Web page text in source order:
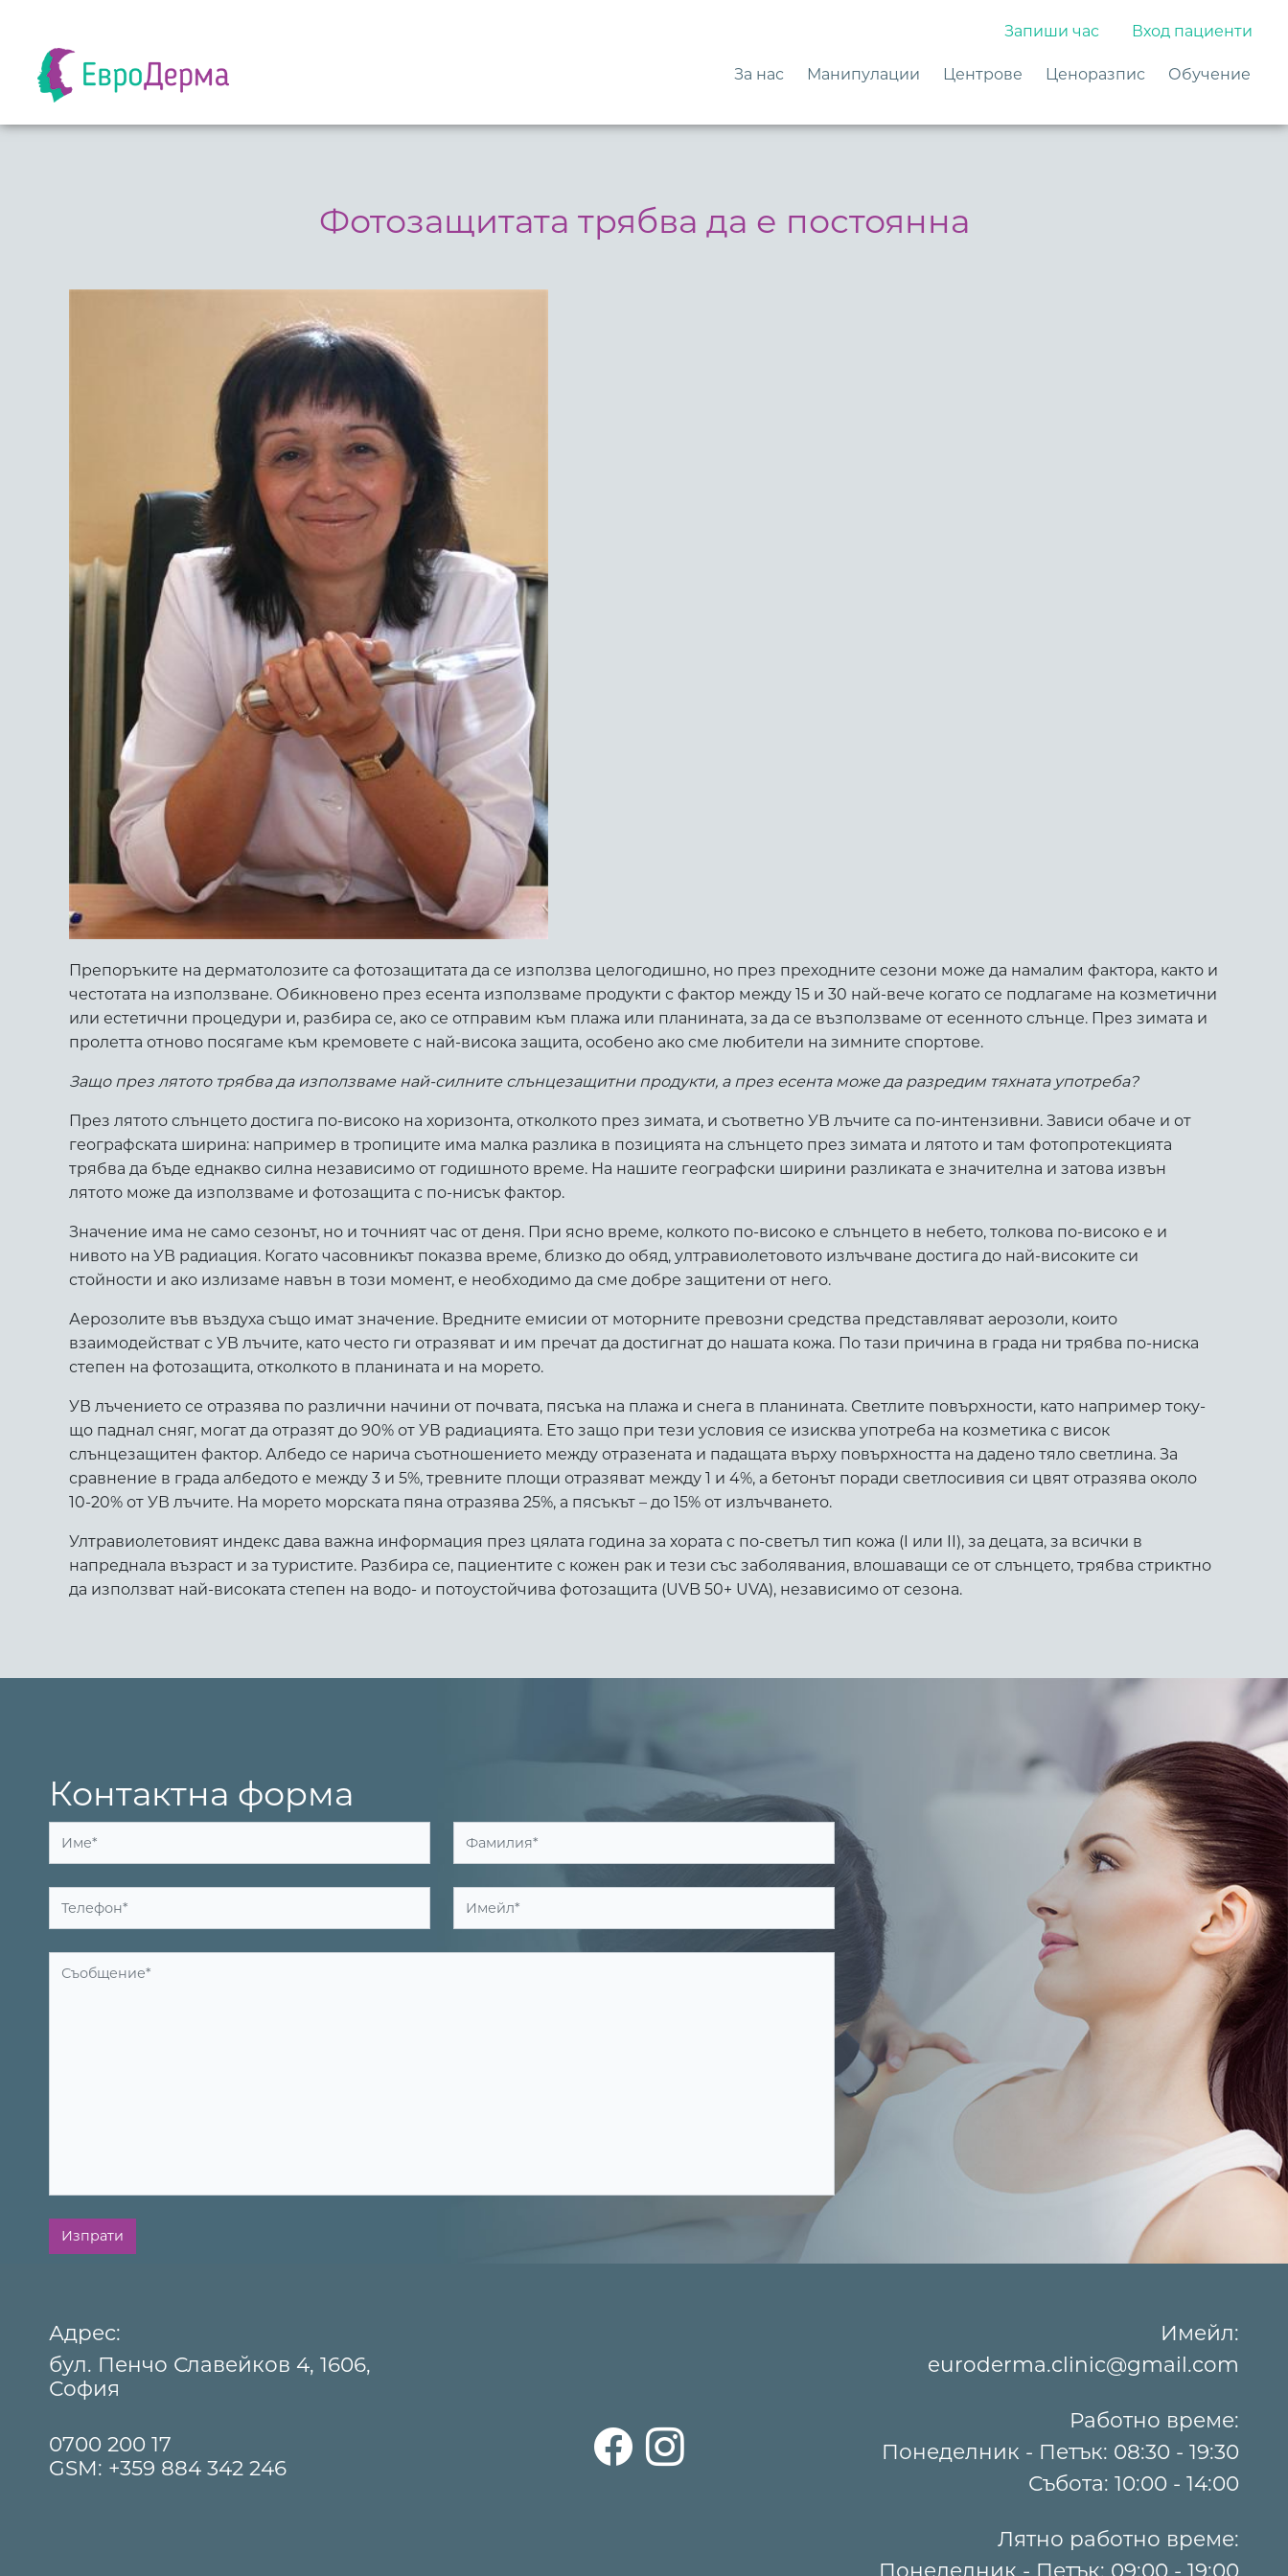
Запиши час Вход пациенти
За нас Манипулации Центрове Ценоразпис Обучение
Фотозащитата трябва да е постоянна
Препоръките на дерматолозите са фотозащитата да се използва целогодишно, но през преходните сезони може да намалим фактора, както и
честотата на използване. Обикновено през есента използваме продукти с фактор между 15 и 30 най-вече когато се подлагаме на козметични
или естетични процедури и, разбира се, ако се отправим към плажа или планината, за да се възползваме от есенното слънце. През зимата и
пролетта отново посягаме към кремовете с най-висока защита, особено ако сме любители на зимните спортове.
Защо през лятото трябва да използваме най-силните слънцезащитни продукти, а през есента може да разредим тяхната употреба?
През лятото слънцето достига по-високо на хоризонта, отколкото през зимата, и съответно УВ лъчите са по-интензивни. Зависи обаче и от
географската ширина: например в тропиците има малка разлика в позицията на слънцето през зимата и лятото и там фотопротекцията
трябва да бъде еднакво силна независимо от годишното време. На нашите географски ширини разликата е значителна и затова извън
лятото може да използваме и фотозащита с по-нисък фактор.
Значение има не само сезонът, но и точният час от деня. При ясно време, колкото по-високо е слънцето в небето, толкова по-високо е и
нивото на УВ радиация. Когато часовникът показва време, близко до обяд, ултравиолетовото излъчване достига до най-високите си
стойности и ако излизаме навън в този момент, е необходимо да сме добре защитени от него.
Аерозолите във въздуха също имат значение. Вредните емисии от моторните превозни средства представляват аерозоли, които
взаимодействат с УВ лъчите, като често ги отразяват и им пречат да достигнат до нашата кожа. По тази причина в града ни трябва по-ниска
степен на фотозащита, отколкото в планината и на морето.
УВ лъчението се отразява по различни начини от почвата, пясъка на плажа и снега в планината. Светлите повърхности, като например току-
що паднал сняг, могат да отразят до 90% от УВ радиацията. Ето защо при тези условия се изисква употреба на козметика с висок
слънцезащитен фактор. Албедо се нарича съотношението между отразената и падащата върху повърхността на дадено тяло светлина. За
сравнение в града албедото е между 3 и 5%, тревните площи отразяват между 1 и 4%, а бетонът поради светлосивия си цвят отразява около
10-20% от УВ лъчите. На морето морската пяна отразява 25%, а пясъкът – до 15% от излъчването.
Ултравиолетовият индекс дава важна информация през цялата година за хората с по-светъл тип кожа (I или II), за децата, за всички в
напреднала възраст и за туристите. Разбира се, пациентите с кожен рак и тези със заболявания, влошаващи се от слънцето, трябва стриктно
да използват най-високата степен на водо- и потоустойчива фотозащита (UVB 50+ UVA), независимо от сезона.
Контактна форма
Изпрати
Адрес:
бул. Пенчо Славейков 4, 1606,
София
0700 200 17
GSM: +359 884 342 246
Имейл:
euroderma.clinic@gmail.com
Работно време:
Понеделник - Петък: 08:30 - 19:30
Събота: 10:00 - 14:00
Лятно работно време:
Понеделник - Петък: 09:00 - 19:00